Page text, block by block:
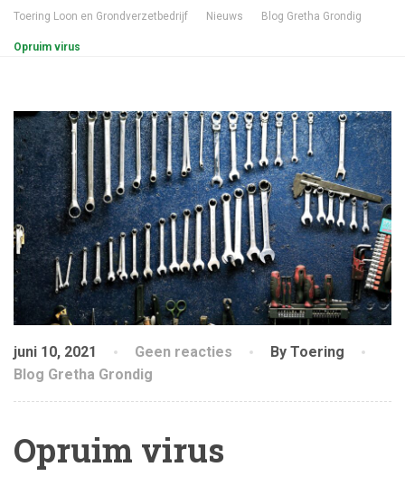
Toering Loon en Grondverzetbedrijf Nieuws Blog Gretha Grondig
Opruim virus
juni 10, 2021 Geen reacties
By Toering
Blog Gretha Grondig
Opruim virus